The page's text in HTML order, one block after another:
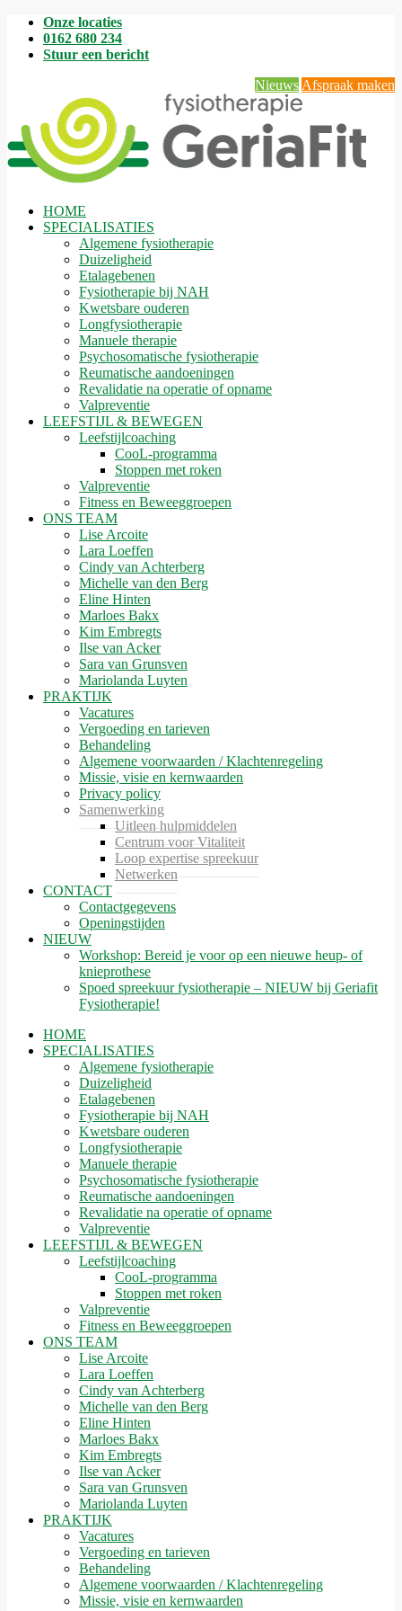
Onze locaties
0162 680 234
Stuur een bericht
Nieuws Afspraak maken
HOME
SPECIALISATIES
Algemene fysiotherapie
Duizeligheid
Etalagebenen
Fysiotherapie bij NAH
Kwetsbare ouderen
Longfysiotherapie
Manuele therapie
Psychosomatische fysiotherapie
Reumatische aandoeningen
Revalidatie na operatie of opname
Valpreventie
LEEFSTIJL & BEWEGEN
Leefstijlcoaching
CooL-programma
Stoppen met roken
Valpreventie
Fitness en Beweeggroepen
ONS TEAM
Lise Arcoite
Lara Loeffen
Cindy van Achterberg
Michelle van den Berg
Eline Hinten
Marloes Bakx
Kim Embregts
Ilse van Acker
Sara van Grunsven
Mariolanda Luyten
PRAKTIJK
Vacatures
Vergoeding en tarieven
Behandeling
Algemene voorwaarden / Klachtenregeling
Missie, visie en kernwaarden
Privacy policy
Samenwerking
Uitleen hulpmiddelen
Centrum voor Vitaliteit
Loop expertise spreekuur
Netwerken
CONTACT
Contactgegevens
Openingstijden
NIEUW
Workshop: Bereid je voor op een nieuwe heup- of
knieprothese
Spoed spreekuur fysiotherapie – NIEUW bij Geriafit
Fysiotherapie!
HOME
SPECIALISATIES
Algemene fysiotherapie
Duizeligheid
Etalagebenen
Fysiotherapie bij NAH
Kwetsbare ouderen
Longfysiotherapie
Manuele therapie
Psychosomatische fysiotherapie
Reumatische aandoeningen
Revalidatie na operatie of opname
Valpreventie
LEEFSTIJL & BEWEGEN
Leefstijlcoaching
CooL-programma
Stoppen met roken
Valpreventie
Fitness en Beweeggroepen
ONS TEAM
Lise Arcoite
Lara Loeffen
Cindy van Achterberg
Michelle van den Berg
Eline Hinten
Marloes Bakx
Kim Embregts
Ilse van Acker
Sara van Grunsven
Mariolanda Luyten
PRAKTIJK
Vacatures
Vergoeding en tarieven
Behandeling
Algemene voorwaarden / Klachtenregeling
Missie, visie en kernwaarden